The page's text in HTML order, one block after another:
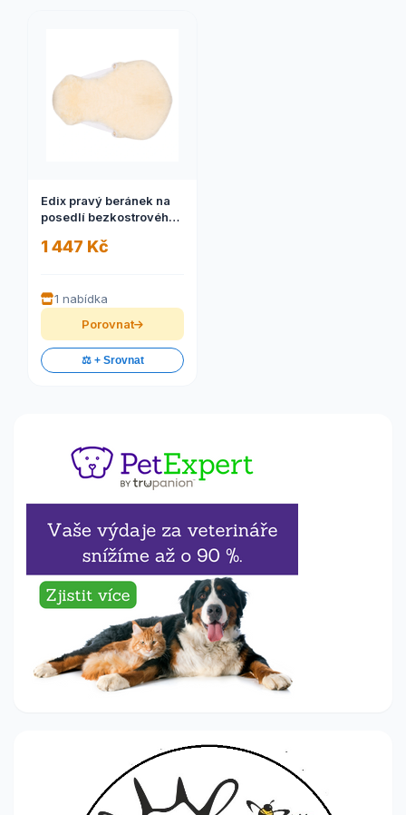
Edix pravý beránek na
posedlí bezkostrového
1 447 Kč
1 nabídka
Porovnat
⚖️ + Srovnat